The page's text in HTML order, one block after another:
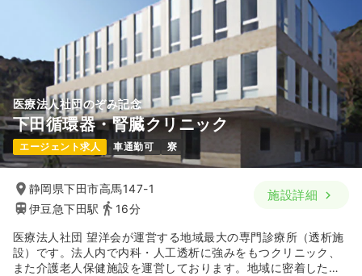
医療法人社団のぞみ記念
下田循環器・腎臓クリニック
エージェント求人 車通勤可 寮
静岡県下田市高馬147-1
伊豆急下田駅
16分
施設詳細
医療法人社団 望洋会が運営する地域最大の専門診療所（透析施
設）です。法人内で内科・人工透析に強みをもつクリニック、
また介護老人保健施設を運営しております。地域に密着したか